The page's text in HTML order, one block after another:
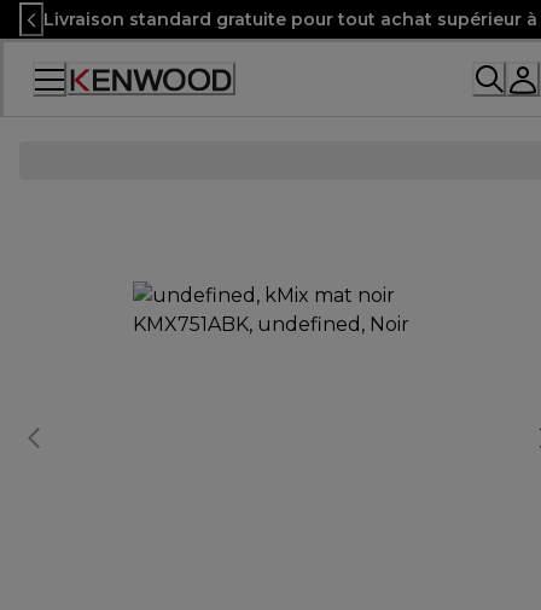
Skip
to
Content
Livraison standard gratuite pour tout achat supérieur
Accessibility